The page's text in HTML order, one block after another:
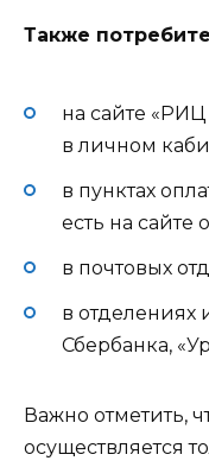
Также
на сайте
в личном
в пунктах
есть на сайте
в почтовых
в отделениях
Сбербанка,
Важно отметить,
осуществляется